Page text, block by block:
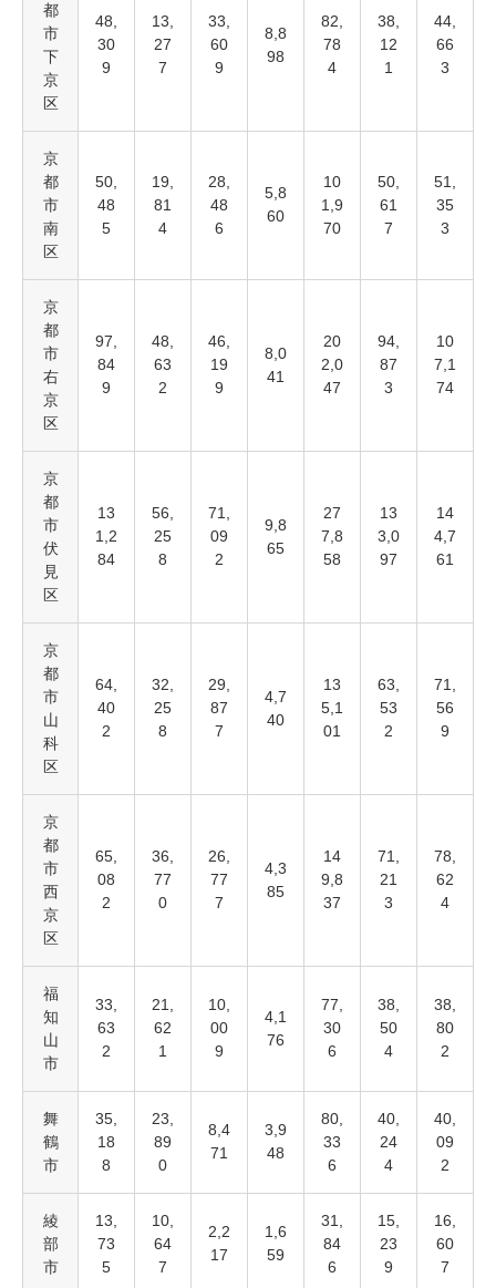
都
市
下
京
区
48,
30
9
13,
27
7
33,
60
9
8,8
98
82,
78
4
38,
12
1
44,
66
3
京
都
市
南
区
50,
48
5
19,
81
4
28,
48
6
5,8
60
10
1,9
70
50,
61
7
51,
35
3
京
都
市
右
京
区
97,
84
9
48,
63
2
46,
19
9
8,0
41
20
2,0
47
94,
87
3
10
7,1
74
京
都
市
伏
見
区
13
1,2
84
56,
25
8
71,
09
2
9,8
65
27
7,8
58
13
3,0
97
14
4,7
61
京
都
市
山
科
区
64,
40
2
32,
25
8
29,
87
7
4,7
40
13
5,1
01
63,
53
2
71,
56
9
京
都
市
西
京
区
65,
08
2
36,
77
0
26,
77
7
4,3
85
14
9,8
37
71,
21
3
78,
62
4
福
知
山
市
33,
63
2
21,
62
1
10,
00
9
4,1
76
77,
30
6
38,
50
4
38,
80
2
舞
鶴
市
35,
18
8
23,
89
0
8,4
71
3,9
48
80,
33
6
40,
24
4
40,
09
2
綾
部
市
13,
73
5
10,
64
7
2,2
17
1,6
59
31,
84
6
15,
23
9
16,
60
7